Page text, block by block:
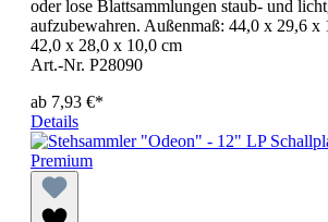
oder lose Blattsammlungen staub- und
aufzubewahren. Außenmaß: 44,0 x 29,6 x
42,0 x 28,0 x 10,0 cm
Art.-Nr. P28090
ab 7,93 €*
Details